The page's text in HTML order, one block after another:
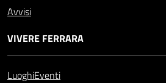
Avvisi
VIVERE FERRARA
LuoghiEventi